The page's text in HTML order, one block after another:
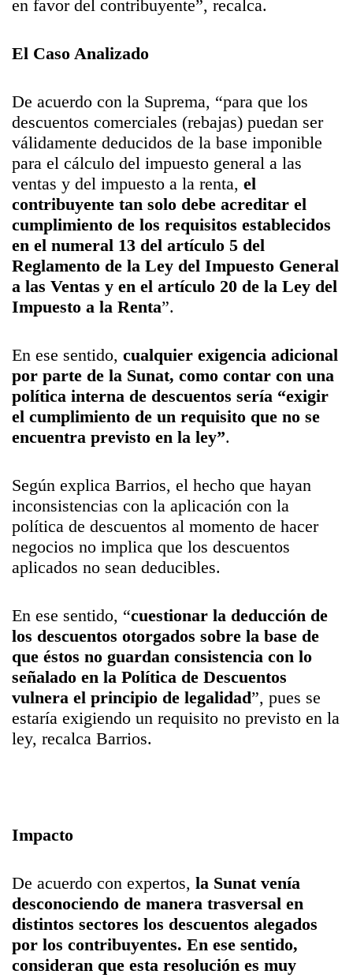
en favor del contribuyente”, recalca.
El Caso Analizado
De acuerdo con la Suprema, “para que los
descuentos comerciales (rebajas) puedan ser
válidamente deducidos de la base imponible
para el cálculo del impuesto general a las
ventas y del impuesto a la renta, el
contribuyente tan solo debe acreditar el
cumplimiento de los requisitos establecidos
en el numeral 13 del artículo 5 del
Reglamento de la Ley del Impuesto General
a las Ventas y en el artículo 20 de la Ley del
Impuesto a la Renta”.
En ese sentido, cualquier exigencia adicional
por parte de la Sunat, como contar con una
política interna de descuentos sería “exigir
el cumplimiento de un requisito que no se
encuentra previsto en la ley”.
Según explica Barrios, el hecho que hayan
inconsistencias con la aplicación con la
política de descuentos al momento de hacer
negocios no implica que los descuentos
aplicados no sean deducibles.
En ese sentido, “cuestionar la deducción de
los descuentos otorgados sobre la base de
que éstos no guardan consistencia con lo
señalado en la Política de Descuentos
vulnera el principio de legalidad”, pues se
estaría exigiendo un requisito no previsto en la
ley, recalca Barrios.
Impacto
De acuerdo con expertos, la Sunat venía
desconociendo de manera trasversal en
distintos sectores los descuentos alegados
por los contribuyentes. En ese sentido,
consideran que esta resolución es muy